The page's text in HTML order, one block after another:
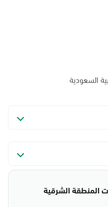
السعودية
المنطقة الشرقية